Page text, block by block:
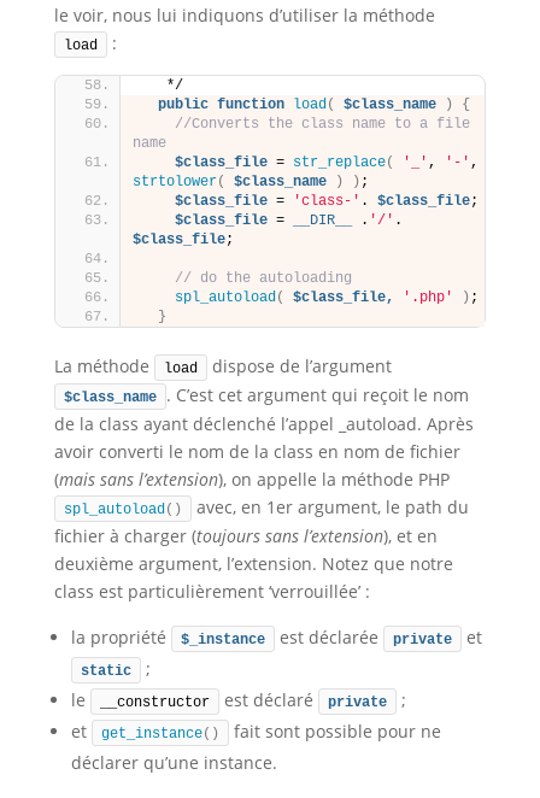
le voir, nous lui indiquons d’utiliser la méthode
load :
   */
public function load( $class_name )
{
//Converts the class name to a file
name
$class_file = str_replace( '_' , '-'
strtolower( $class_name ) ) ;
$class_file = 'class-' . $class_file;
$class_file = __DIR__ . '/'
$class_file;
// do the autoloading
spl_autoload( $class_file, '.php' ) ;
}
La méthode load dispose de l’argument
$class_name
. C’est cet argument qui reçoit le nom
de la class ayant déclenché l’appel _autoload. Après
avoir converti le nom de la class en nom de fichier
(mais sans l’extension), on appelle la méthode PHP
spl_autoload()
avec, en 1er argument, le path du
fichier à charger (toujours sans l’extension), et en
deuxième argument, l’extension. Notez que notre
class est particulièrement ‘verrouillée’ :
la propriété
$_instance est déclarée private et
static
;
le
__constructor est déclaré private
;
et
get_instance()
fait sont possible pour ne
déclarer qu’une instance.